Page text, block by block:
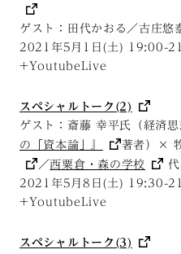
ゲスト：田代かおる／古庄悠
2021年5月1日(土) 19:00-
+YoutubeLive
スペシャルトーク(2)
ゲスト：斎藤 幸平氏（経済
の「資本論」』
著者）×
／西粟倉・森の学校
代
2021年5月8日(土) 19:30-
+YoutubeLive
スペシャルトーク(3)